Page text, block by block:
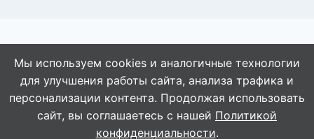
© 2026 АбАлдеть!
Мы используем cookies и аналогичные технологии
для улучшения работы сайта, анализа трафика и
персонализации контента. Продолжая использовать
сайт, вы соглашаетесь с нашей Политикой
конфиденциальности.